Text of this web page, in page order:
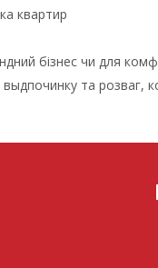
квартир
бізнес чи для
та розваг,